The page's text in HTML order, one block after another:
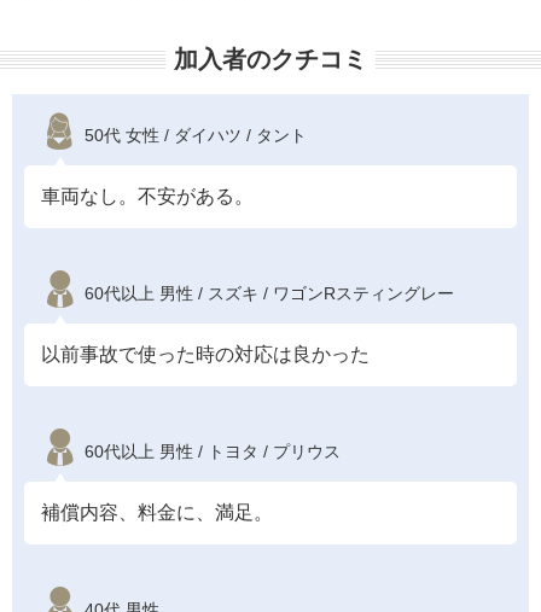
加入者のクチコミ
50代 女性 / ダイハツ / タント
車両なし。不安がある。
60代以上 男性 / スズキ / ワゴンRスティングレー
以前事故で使った時の対応は良かった
60代以上 男性 / トヨタ / プリウス
補償内容、料金に、満足。